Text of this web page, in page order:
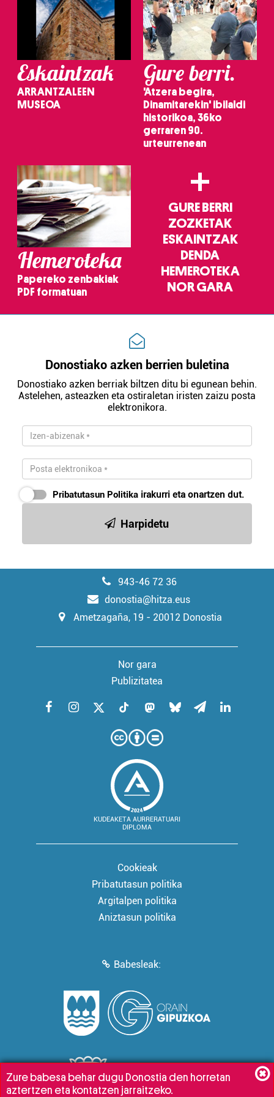
Eskaintzak
ARRANTZALEEN
MUSEOA
Gure berri.
'Atzera begira,
Dinamitarekin' ibilaldi
historikoa, 36ko
gerraren 90.
urteurrenean
Hemeroteka
Papereko zenbakiak
PDF formatuan
+
GURE BERRI
ZOZKETAK
ESKAINTZAK
DENDA
HEMEROTEKA
NOR GARA
Donostiako azken berrien buletina
Donostiako azken berriak biltzen ditu bi egunean behin.
Astelehen, asteazken eta ostiraletan iristen zaizu posta
elektronikora.
Pribatutasun Politika irakurri eta onartzen dut.
Harpidetu
943-46 72 36
donostia@hitza.eus
Ametzagaña, 19 - 20012 Donostia
Nor gara
Publizitatea
KUDEAKETA AURRERATUARI
DIPLOMA
Cookieak
Pribatutasun politika
Argitalpen politika
Aniztasun politika
Babesleak:
Zure babesa behar dugu Donostia den horretan
aztertzen eta kontatzen jarraitzeko.